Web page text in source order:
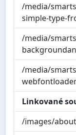
/media/
simple-type-
/media/
/media/
Linkované
/images/